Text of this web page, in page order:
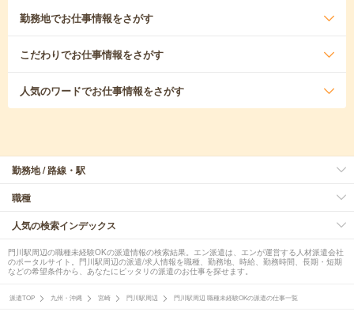
勤務地でお仕事情報をさがす
こだわりでお仕事情報をさがす
人気のワードでお仕事情報をさがす
勤務地 / 路線・駅
職種
人気の検索インデックス
門川駅周辺の職種未経験OKの派遣情報の検索結果。エン派遣は、エンが運営する人材派遣会社
のポータルサイト。門川駅周辺の派遣/求人情報を職種、勤務地、時給、勤務時間、長期・短期
などの希望条件から、あなたにピッタリの派遣のお仕事を探せます。
派遣TOP 九州・沖縄 宮崎 門川駅周辺 門川駅周辺 職種未経験OKの派遣の仕事一覧